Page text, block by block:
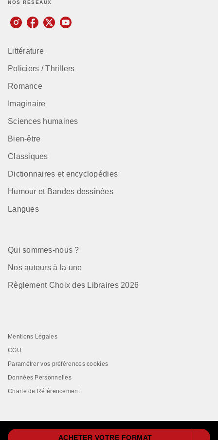
ACHETER VOTRE FORMAT
NOS RÉSEAUX
Littérature
Policiers / Thrillers
Romance
Imaginaire
Sciences humaines
Bien-être
Classiques
Dictionnaires et encyclopédies
Humour et Bandes dessinées
Langues
Qui sommes-nous ?
Nos auteurs à la une
Règlement Choix des Libraires 2026
Mentions Légales
CGU
Paramétrer vos préférences cookies
Données Personnelles
Charte de Référencement